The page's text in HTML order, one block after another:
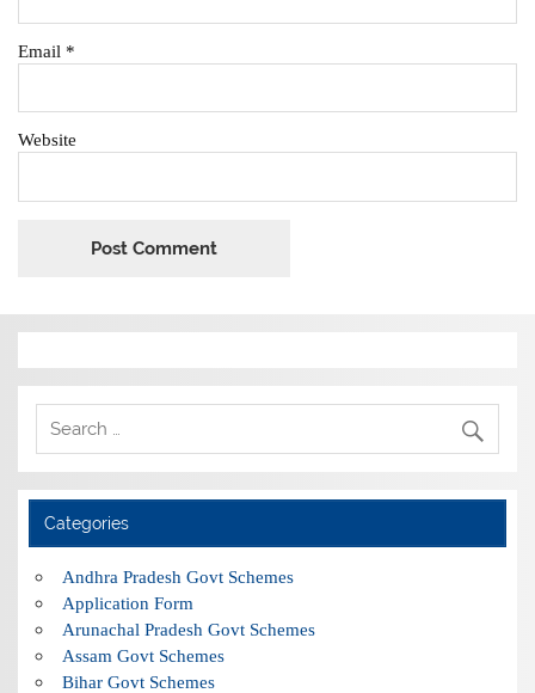
Email *
Website
Categories
Andhra Pradesh Govt Schemes
Application Form
Arunachal Pradesh Govt Schemes
Assam Govt Schemes
Bihar Govt Schemes